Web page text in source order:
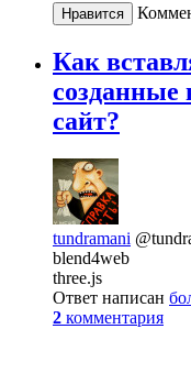
Нравится
Как
созданные
сайт?
tundramani
blend4web
three.js
Ответ написан
2 комментария